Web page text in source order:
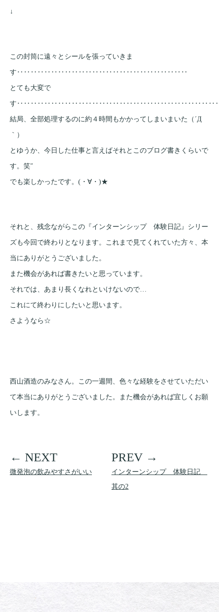
↓
この封筒に遠々とシールを張っていきま
す‥‥‥‥‥‥‥‥‥‥‥‥‥‥‥‥‥‥‥‥‥‥‥‥‥
とても大変で
す
結局、全部処理するのに約４時間もかかってしまいまいた（´Д
｀）
とゆうか、今日した仕事と言えばそれとこのブログ書きくらいで
す。笑″
でも楽しかったです。(・∀・)★
それと、残念ながらこの『インターンシップ 体験日記』シリー
ズも今回で終わりとなります。これまで見てくれていた方々、本
当にありがとうございました。
また機会があれば書きたいと思っています。
それでは、あまり長くなれといけないので…
これにて終わりにしたいと思います。
さようなら☆
西山酒造のみなさん。この一週間、色々な経験をさせていただい
て本当にありがとうございました。また機会があれば宜しくお願
いします。
微発泡の飲みやすさがいい
インターンシップ 体験日記
其の2